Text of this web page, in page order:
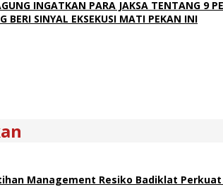
INGATKAN PARA JAKSA TENTANG 9
BERI SINYAL EKSEKUSI MATI PEKAN INI
Management Resiko Badiklat